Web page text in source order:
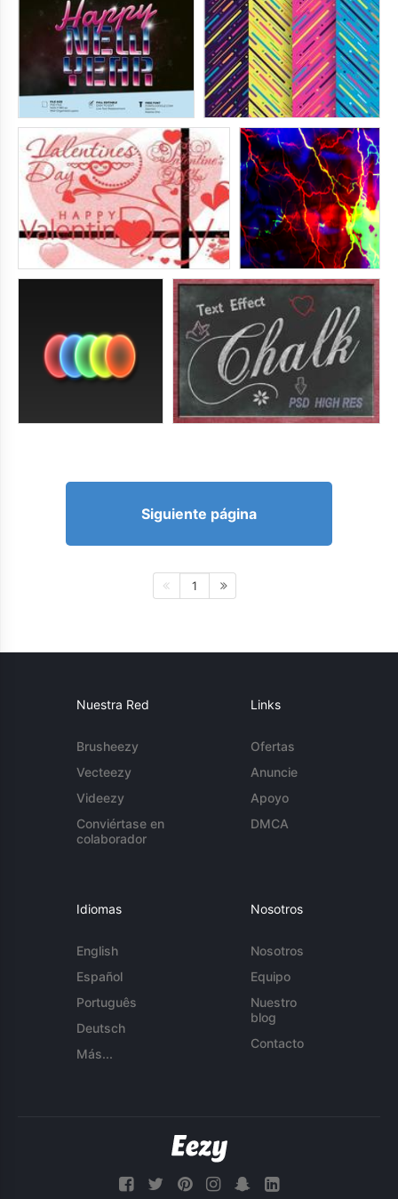
Siguiente página
1
Nuestra Red
Brusheezy
Vecteezy
Videezy
Conviértase en
colaborador
Links
Ofertas
Anuncie
Apoyo
DMCA
Idiomas
English
Español
Português
Deutsch
Más...
Nosotros
Nosotros
Equipo
Nuestro
blog
Contacto